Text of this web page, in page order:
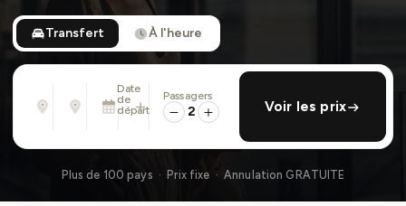
Transfert À l'heure
Adresse, aéroport, hôtel, ...
Adresse, aéroport, hôtel, ...
Date
de
départ
Lun. 10 Août · 01:45 PM
ajouter retour
Passagers
2 Voir les prix
Plus de 100 pays · Prix fixe · Annulation GRATUITE